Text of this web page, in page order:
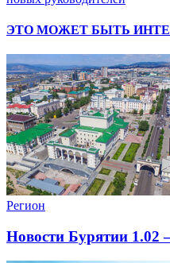
ЭТО МОЖЕТ БЫТЬ
Регион
Новости Бурятии 1.02